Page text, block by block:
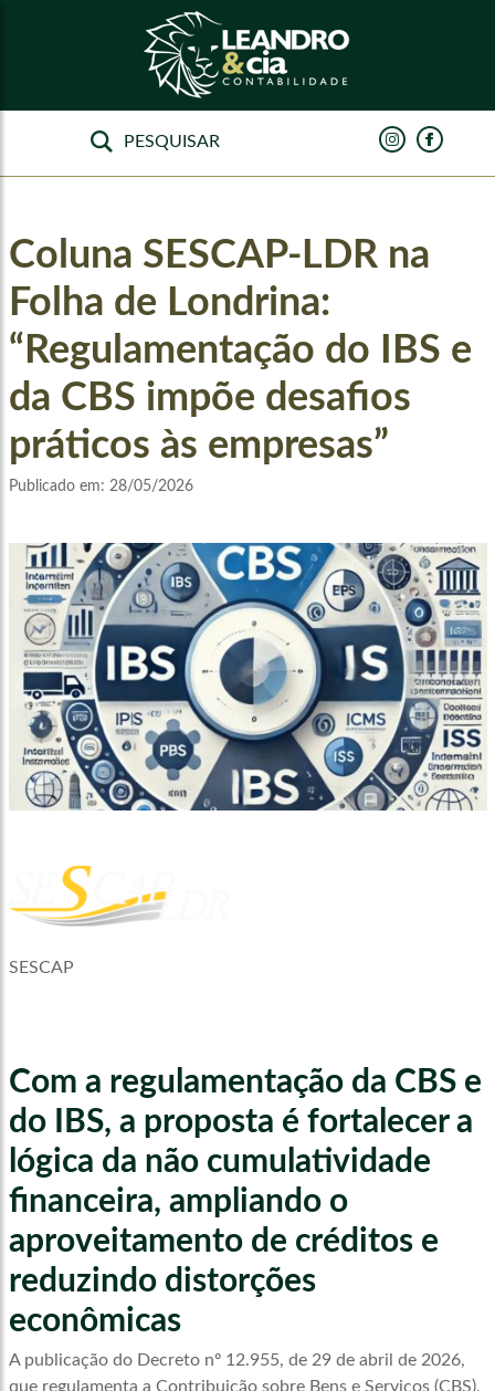
Coluna SESCAP-LDR na
Folha de Londrina:
“Regulamentação do IBS e
da CBS impõe desafios
práticos às empresas”
Publicado em: 28/05/2026
SESCAP
Com a regulamentação da CBS e
do IBS, a proposta é fortalecer a
lógica da não cumulatividade
financeira, ampliando o
aproveitamento de créditos e
reduzindo distorções
econômicas
A publicação do Decreto nº 12.955, de 29 de abril de 2026,
que regulamenta a Contribuição sobre Bens e Serviços (CBS),